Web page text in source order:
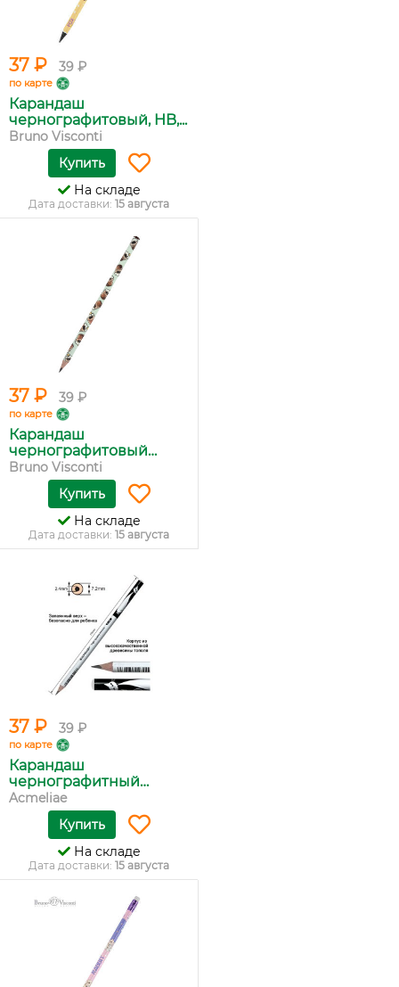
37 ₽ 39 ₽
по карте
Карандаш
чернографитовый, HB,...
Bruno Visconti
Купить
На складе
Дата доставки: 15 августа
37 ₽ 39 ₽
по карте
Карандаш
чернографитовый
'Тир...
Bruno Visconti
Купить
На складе
Дата доставки: 15 августа
37 ₽ 39 ₽
по карте
Карандаш
чернографитный
Acmel...
Acmeliae
Купить
На складе
Дата доставки: 15 августа